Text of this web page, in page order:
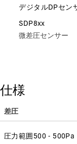
デジタルDPセン
SDP8xx
微差圧センサー
仕様
差圧
圧力範囲500 - 500Pa